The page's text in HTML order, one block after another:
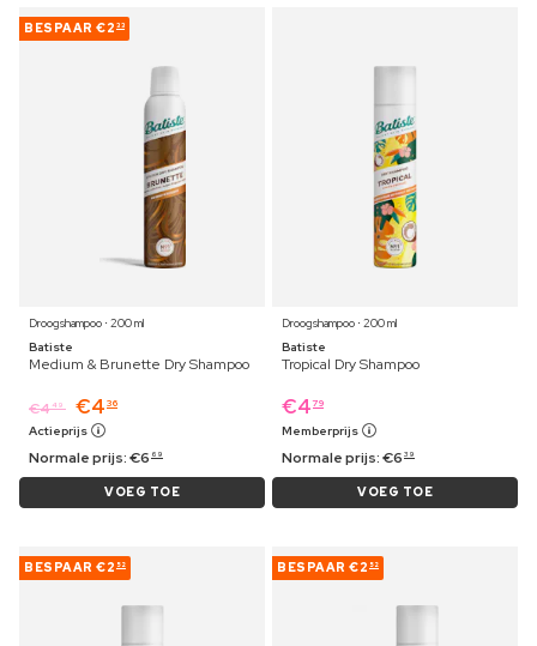
BESPAAR €2 33
Droogshampoo ⋅ 200 ml
Batiste
Medium & Brunette Dry Shampoo
€4 49 €4 36
Actieprijs
Normale prijs:€6 69
VOEG TOE
Droogshampoo ⋅ 200 ml
Batiste
Tropical Dry Shampoo
€4 79
Memberprijs
Normale prijs:€6 39
VOEG TOE
BESPAAR €2 52 BESPAAR €2 52